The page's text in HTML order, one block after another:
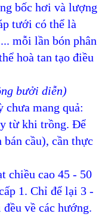
bốc hơi và lượng
tưới có thể là
mỗi lần bón phân
hoà tan tạo điều
bưởi diễn)
mang quả:
từ khi trồng. Để
cầu), cần thực
chiều cao 45 - 50
1. Chỉ để lại 3 -
về các hướng.